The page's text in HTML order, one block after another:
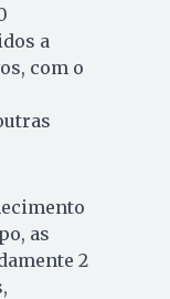
a
com o
as
2